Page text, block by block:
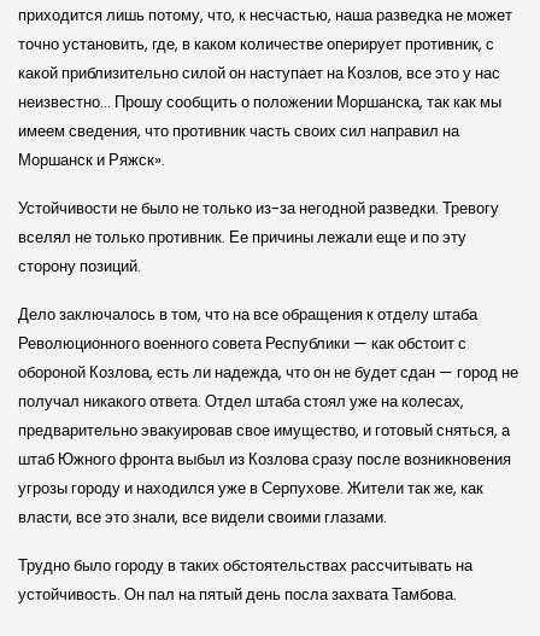
приходится лишь потому, что, к несчастью, наша разведка не может
точно установить, где, в каком количестве оперирует противник, с
какой приблизительно силой он наступает на Козлов, все это у нас
неизвестно… Прошу сообщить о положении Моршанска, так как мы
имеем сведения, что противник часть своих сил направил на
Моршанск и Ряжск».
Устойчивости не было не только из-за негодной разведки. Тревогу
вселял не только противник. Ее причины лежали еще и по эту
сторону позиций.
Дело заключалось в том, что на все обращения к отделу штаба
Революционного военного совета Республики — как обстоит с
обороной Козлова, есть ли надежда, что он не будет сдан — город не
получал никакого ответа. Отдел штаба стоял уже на колесах,
предварительно эвакуировав свое имущество, и готовый сняться, а
штаб Южного фронта выбыл из Козлова сразу после возникновения
угрозы городу и находился уже в Серпухове. Жители так же, как
власти, все это знали, все видели своими глазами.
Трудно было городу в таких обстоятельствах рассчитывать на
устойчивость. Он пал на пятый день посла захвата Тамбова.